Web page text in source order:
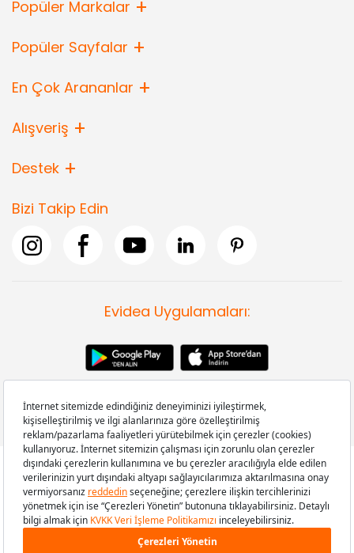
Popüler Markalar
Popüler Sayfalar
En Çok Arananlar
Alışveriş
Destek
Bizi Takip Edin
Evidea Uygulamaları:
Copyright © 2008-2026 Evidea.com | Tüm hakları saklıdır.